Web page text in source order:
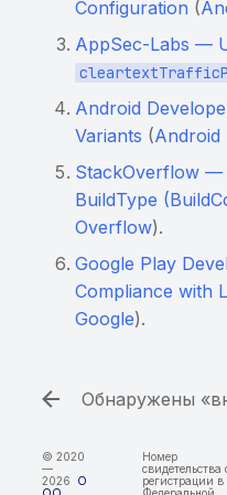
Обнаружены
трассах вызовов
Нет изменений в
вызовов
Обнаружены
«внутренние домены»,
Обнаружены
«внутренние домены»,
SCA. Список
Обнаружены домены из
Configuration (
AppSec-Labs —
Android
Variants (Android
StackOverflow —
BuildType
Overflow).
Google Play
Compliance with
Google).
Обнаружены «внутренние
© 2020
—
2026 О
Номер
свидетельства
регистрации в